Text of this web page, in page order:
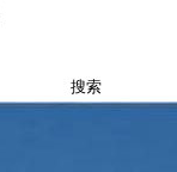
搜索